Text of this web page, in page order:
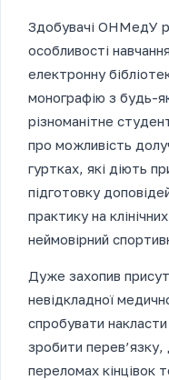
Здобувачі ОНМедУ
особливості
електронну
монографію з будь-
різноманітне
про можливість
гуртках, які діють
підготовку
практику на
неймовірний
Дуже захопив
невідкладної
спробувати
зробити перев’язку,
переломах кінцівок